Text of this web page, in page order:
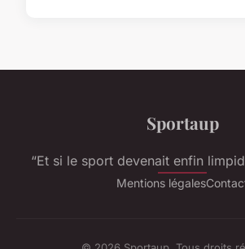
Sportaup
“Et si le sport devenait enfin
Mentions légales